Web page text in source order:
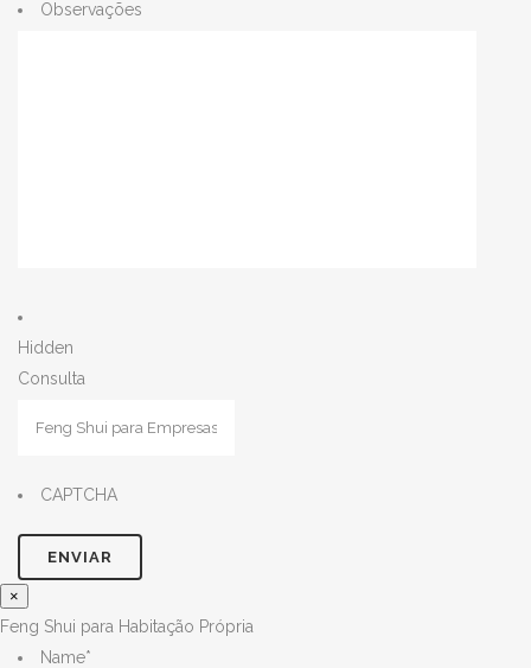
Observações
Hidden
Consulta
CAPTCHA
×
Feng Shui para Habitação Própria
Name*